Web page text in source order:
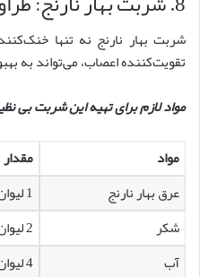
شربت بهار نارنج نه تنها
تقویت‌کننده اعصاب، می‌تواند به
مواد لازم برای تهیه این شربت بی
مواد
مقدار
عرق بهار نارنج
1 لیوان
شکر
2 لیوان
آب
4 لیوان